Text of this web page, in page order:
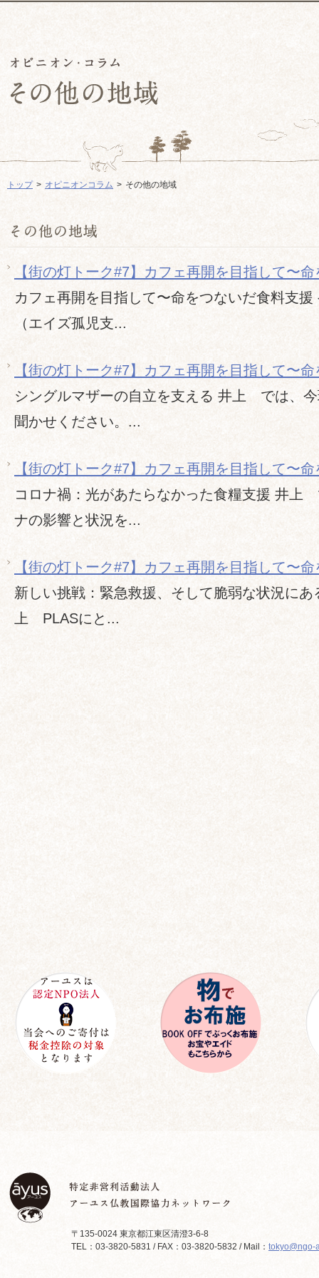
トップ オピニオンコラム その他の地域
【街の灯トーク#7】カフェ再開を目指して〜
カフェ再開を目指して〜命をつないだ食料支
（エイズ孤児支...
【街の灯トーク#7】カフェ再開を目指して〜
シングルマザーの自立を支える 井上 では、
聞かせください。...
【街の灯トーク#7】カフェ再開を目指して〜
コロナ禍：光があたらなかった食糧支援 井上
ナの影響と状況を...
【街の灯トーク#7】カフェ再開を目指して〜
新しい挑戦：緊急救援、そして脆弱な状況に
上 PLASにと...
〒135-0024 東京都江東区清澄3-6-8
TEL：03-3820-5831 / FAX：03-3820-5832 / Mail： tokyo@ngo-